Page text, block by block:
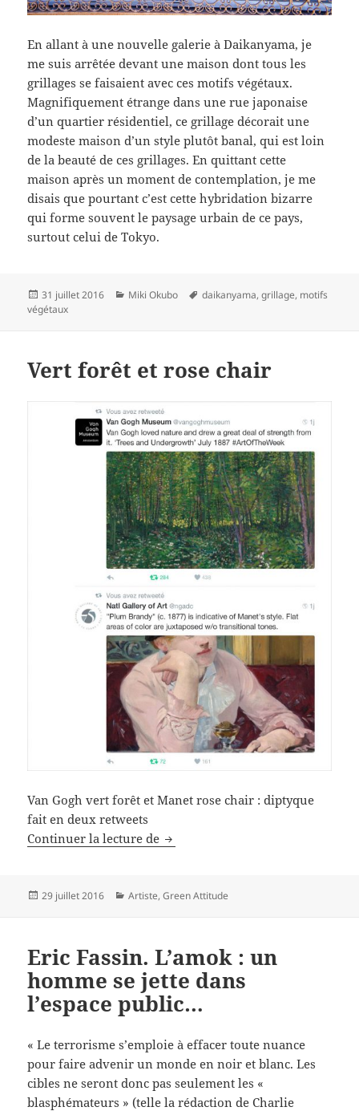
En allant à une nouvelle galerie à Daikanyama, je
me suis arrêtée devant une maison dont tous les
grillages se faisaient avec ces motifs végétaux.
Magnifiquement étrange dans une rue japonaise
d’un quartier résidentiel, ce grillage décorait une
modeste maison d’un style plutôt banal, qui est loin
de la beauté de ces grillages. En quittant cette
maison après un moment de contemplation, je me
disais que pourtant c’est cette hybridation bizarre
qui forme souvent le paysage urbain de ce pays,
surtout celui de Tokyo.
Publié
le
31 juillet 2016 Catégories
Miki Okubo
Mots-
daikanyama,grillage, motifs
végétaux
Vert forêt et rose chair
Van Gogh vert forêt et Manet rose chair : diptyque
fait en deux retweets
Continuer la lecture de Vert forêt et rose chair
Publié
29 juillet 2016 Catégories
Artiste,Green Attitude
Eric Fassin. L’amok : un
homme se jette dans
l’espace public…
« Le terrorisme s’emploie à effacer toute nuance
pour faire advenir un monde en noir et blanc. Les
cibles ne seront donc pas seulement les «
blasphémateurs » (telle la rédaction de Charlie